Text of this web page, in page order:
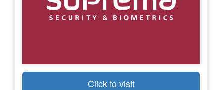
Click to visit